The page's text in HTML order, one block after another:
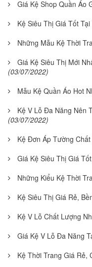
Giá Kệ Shop Quần Áo
Kệ Siêu Thị Giá Tốt
Những Mẫu Kệ Thời
Giá Kệ Siêu Thị Mới
(03/07/2022)
Mẫu Kệ Quần Áo Hot
Kệ V Lỗ Đa Năng Nên
(03/07/2022)
Kệ Đơn Áp Tường
Giá Kệ Siêu Thị Giá
Những Kiểu Kệ Thời
Kệ Siêu Thị Giá Rẻ,
Kệ V Lỗ Chất Lượng
Giá Kệ V Lỗ Đa Năng
Kệ Thời Trang Giá Rẻ,